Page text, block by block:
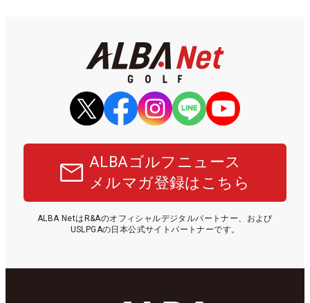
ALBAゴルフニュース
メルマガ登録はこちら
ALBA NetはR&Aのオフィシャルデジタルパートナー、および
USLPGAの日本公式サイトパートナーです。